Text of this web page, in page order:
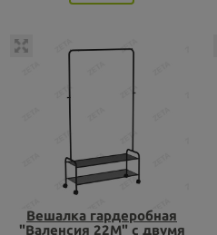
Вешалка гардеробная
"Валенсия 22М" с двумя